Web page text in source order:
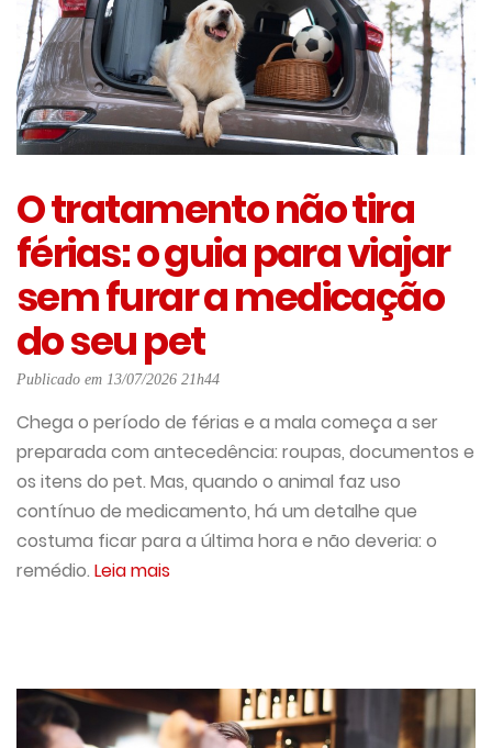
O tratamento não tira
férias: o guia para viajar
sem furar a medicação
do seu pet
Publicado em 13/07/2026 21h44
Chega o período de férias e a mala começa a ser
preparada com antecedência: roupas, documentos e
os itens do pet. Mas, quando o animal faz uso
contínuo de medicamento, há um detalhe que
costuma ficar para a última hora e não deveria: o
remédio. Leia mais